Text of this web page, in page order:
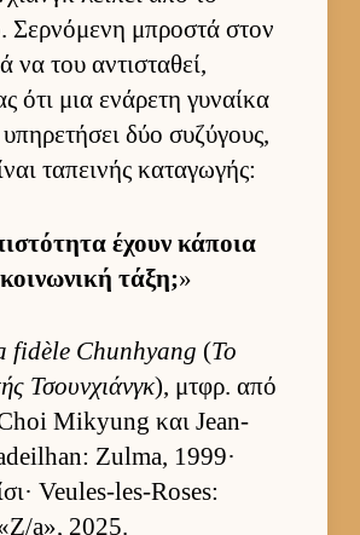
Σερ­νόμενη μπροστά στον
να του αντισταθεί,
ότι μια ενάρετη γυναίκα
δύο συζύγους,
ταπει­νής καταγωγής:
έχουν κάποια
τάξη;»
fidèle Chunhyang (Το
Τσουν­χιάνγκ), μτ­φρ. από
Mikyung και Jean-
Zulma, 1999·
Veules-les-Roses:
a», 2025.